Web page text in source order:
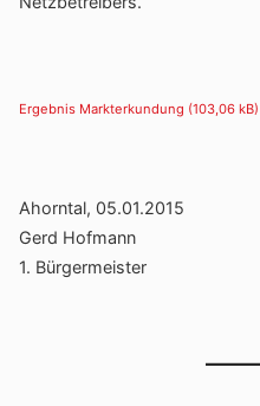
Ergebnis Markt­er­kun­dung
Ahorntal, 05.01.2015
Gerd Hofmann
1. Bürger­meister